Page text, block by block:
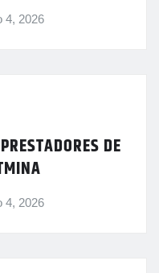
4, 2026
DE
4, 2026